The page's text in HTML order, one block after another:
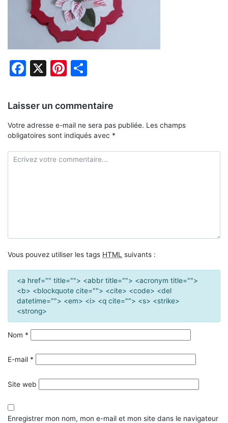
Facebook
X Pinterest
Laisser un commentaire
Votre adresse e-mail ne sera pas publiée. Les champs
obligatoires sont indiqués avec *
Vous pouvez utiliser les tags HTML suivants :
<a href="" title=""> <abbr title=""> <acronym title="">
<b> <blockquote cite=""> <cite> <code> <del
datetime=""> <em> <i> <q cite=""> <s> <strike>
<strong>
Nom *
E-mail *
Site web
Enregistrer mon nom, mon e-mail et mon site dans le navigateur